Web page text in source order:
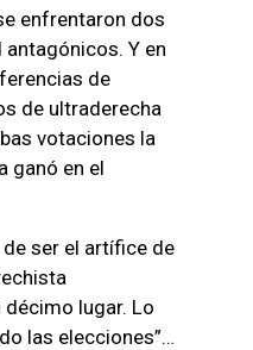
enfrentaron dos
Y en
de
de ultraderecha
votaciones la
ganó en el
ser el artífice de
décimo lugar. Lo
las elecciones”…